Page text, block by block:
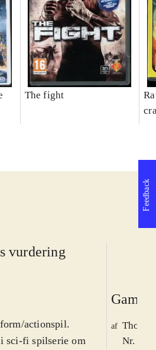
The fight
vurdering
actionspil.
sci-fi spilserie om
Game
af
Nr.
Feedback